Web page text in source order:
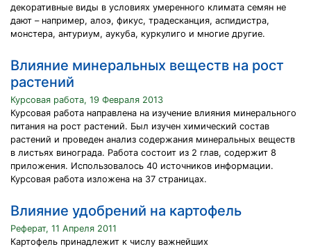
декоративные виды в условиях умеренного климата семян не
дают – например, алоэ, фикус, традесканция, аспидистра,
монстера, антуриум, аукуба, куркулиго и многие другие.
Влияние минеральных веществ на рост
растений
Курсовая работа, 19 Февраля 2013
Курсовая работа направлена на изучение влияния минерального
питания на рост растений. Был изучен химический состав
растений и проведен анализ содержания минеральных веществ
в листьях винограда. Работа состоит из 2 глав, содержит 8
приложения. Использовалось 40 источников информации.
Курсовая работа изложена на 37 страницах.
Влияние удобрений на картофель
Реферат, 11 Апреля 2011
Картофель принадлежит к числу важнейших